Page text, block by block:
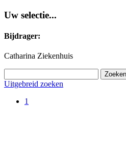
Uw selectie...
Bijdrager:
Catharina Ziekenhuis
Uitgebreid zoeken
1